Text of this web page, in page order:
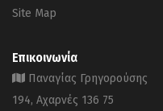
Site Map
Επικοινωνία
Παναγίας Γρηγορούσης
194, Αχαρνές 136 75